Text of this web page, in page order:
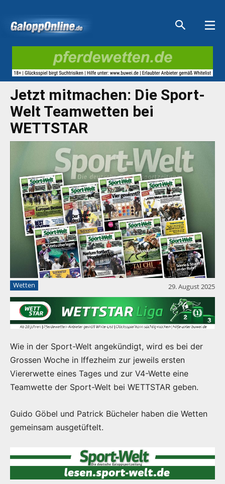
Jetzt mitmachen: Die Sport-
Welt Teamwetten bei
WETTSTAR
Wetten 29. August 2025
Wie in der Sport-Welt angekündigt, wird es bei der
Grossen Woche in Iffezheim zur jeweils ersten
Viererwette eines Tages und zur V4-Wette eine
Teamwette der Sport-Welt bei WETTSTAR geben.
Guido Göbel und Patrick Bücheler haben die Wetten
gemeinsam ausgetüftelt.